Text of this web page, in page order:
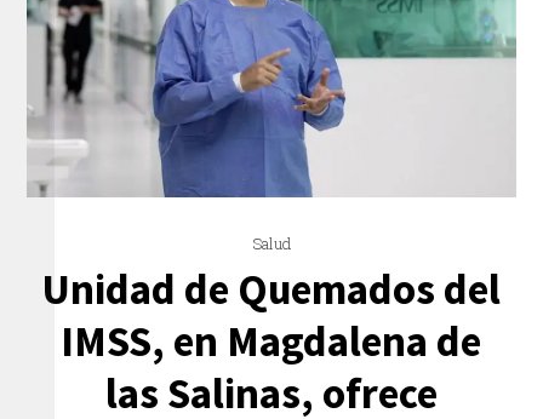
Salud
Unidad de Quemados del
IMSS, en Magdalena de
las Salinas, ofrece